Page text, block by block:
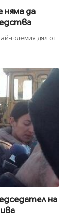
да
големия дял от
на